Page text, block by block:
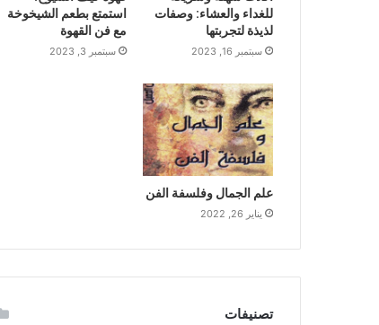
للغداء والعشاء: وصفات
لذيذة لتجربتها
سبتمبر 16, 2023
استمتع بطعم الشيخوخة
مع فن القهوة
سبتمبر 3, 2023
علم الجمال وفلسفة الفن
يناير 26, 2022
تصنيفات